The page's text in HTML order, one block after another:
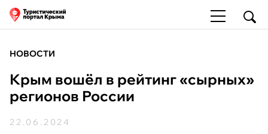
НОВОСТИ
Крым вошёл в рейтинг «сырных»
регионов России
22.06.2024